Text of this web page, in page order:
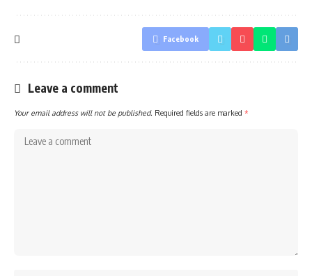
Facebook
Leave a comment
Your email address will not be published. Required fields are marked *